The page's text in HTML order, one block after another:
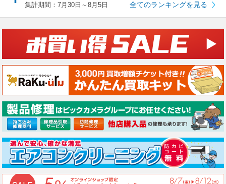
集計期間：7月30日～8月5日 全てのランキングを見る